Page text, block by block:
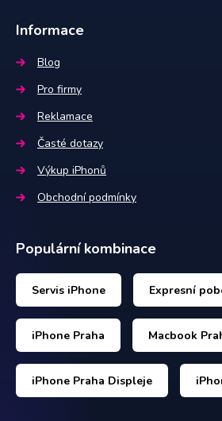
Informace
Blog
Pro firmy
Reklamace
Časté dotazy
Výkup iPhonů
Obchodní podmínky
Populární kombinace
Servis iPhone Expresní
iPhone Praha Macbook
iPhone Praha Displeje